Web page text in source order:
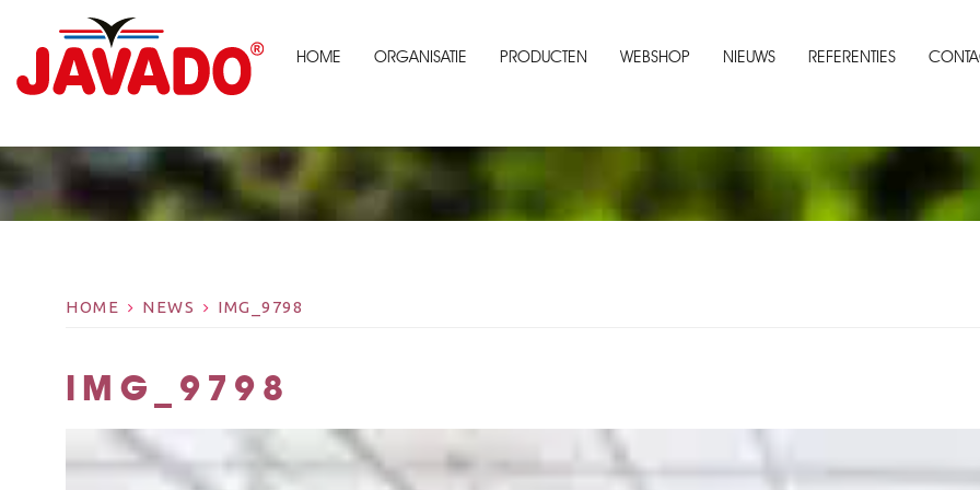
HOME ORGANISATIE PRODUCTEN WEBSHOP NIEUWS REFERENTIES
HOME NEWS IMG_9798
IMG_9798